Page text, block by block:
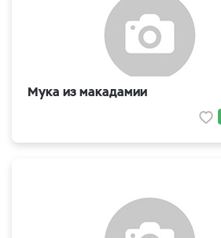
Мука из макадамии